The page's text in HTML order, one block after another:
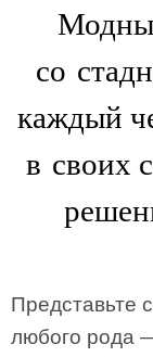
со
каждый
в своих
Представьте
любого рода